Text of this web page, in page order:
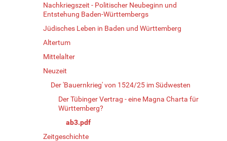
Nachkriegszeit - Politischer Neubeginn und
Entstehung Baden-Württembergs
Jüdisches Leben in Baden und Württemberg
Altertum
Mittelalter
Neuzeit
Der 'Bauernkrieg' von 1524/25 im Südwesten
Der Tübinger Vertrag - eine Magna Charta für
Württemberg?
ab3.pdf
Zeitgeschichte